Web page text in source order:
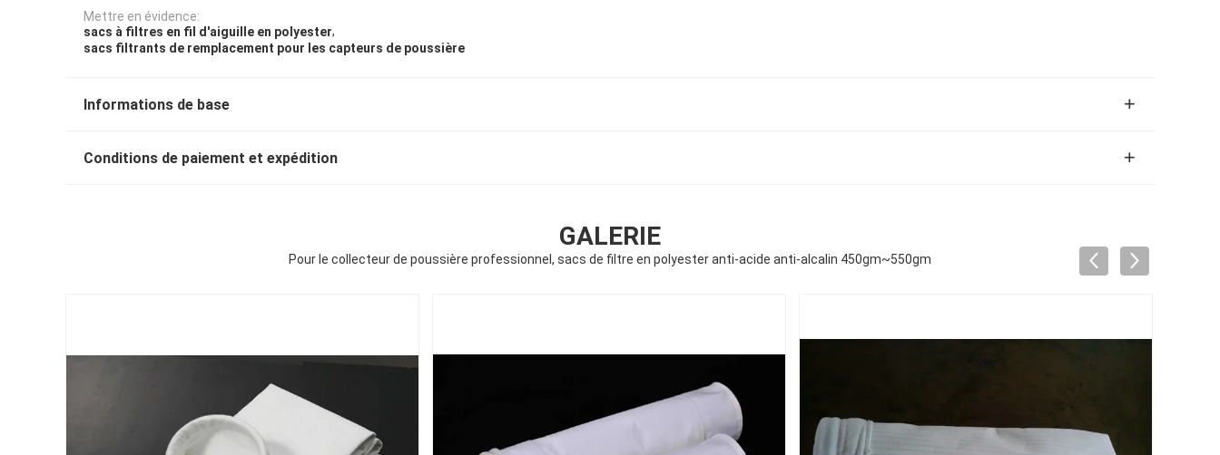
Mettre en évidence:
sacs à filtres en fil d'aiguille en polyester,
sacs filtrants de remplacement pour les capteurs de poussière
Informations de base
Conditions de paiement et expédition
GALERIE
Pour le collecteur de poussière professionnel, sacs de filtre en polyester anti-acide anti-alcalin 450gm~550gm